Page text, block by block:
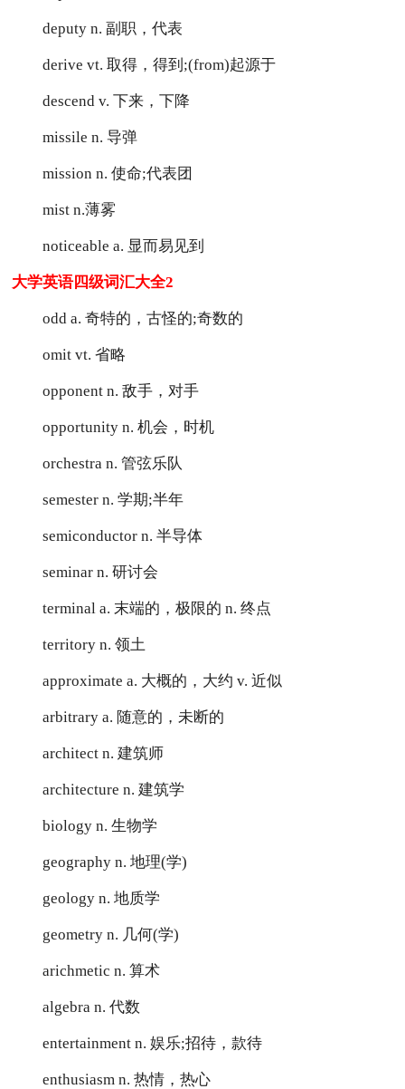
deputy n. 副职，代表
derive vt. 取得，得到;(from)起源于
descend v. 下来，下降
missile n. 导弹
mission n. 使命;代表团
mist n.薄雾
noticeable a. 显而易见到
大学英语四级词汇大全2
odd a. 奇特的，古怪的;奇数的
omit vt. 省略
opponent n. 敌手，对手
opportunity n. 机会，时机
orchestra n. 管弦乐队
semester n. 学期;半年
semiconductor n. 半导体
seminar n. 研讨会
terminal a. 末端的，极限的 n. 终点
territory n. 领土
approximate a. 大概的，大约 v. 近似
arbitrary a. 随意的，未断的
architect n. 建筑师
architecture n. 建筑学
biology n. 生物学
geography n. 地理(学)
geology n. 地质学
geometry n. 几何(学)
arichmetic n. 算术
algebra n. 代数
entertainment n. 娱乐;招待，款待
enthusiasm n. 热情，热心